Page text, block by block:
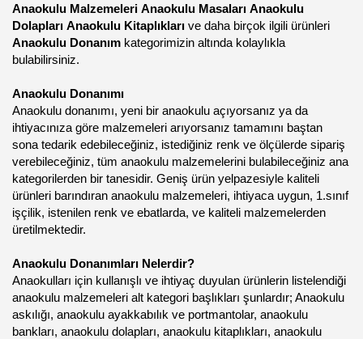
Anaokulu Malzemeleri Anaokulu Masaları Anaokulu
Dolapları Anaokulu Kitaplıkları ve daha birçok ilgili ürünleri
Anaokulu Donanım kategorimizin altında kolaylıkla
bulabilirsiniz.
Anaokulu Donanımı
Anaokulu donanımı, yeni bir anaokulu açıyorsanız ya da
ihtiyacınıza göre malzemeleri arıyorsanız tamamını baştan
sona tedarik edebileceğiniz, istediğiniz renk ve ölçülerde sipariş
verebileceğiniz, tüm anaokulu malzemelerini bulabileceğiniz ana
kategorilerden bir tanesidir. Geniş ürün yelpazesiyle kaliteli
ürünleri barındıran anaokulu malzemeleri, ihtiyaca uygun, 1.sınıf
işçilik, istenilen renk ve ebatlarda, ve kaliteli malzemelerden
üretilmektedir.
Anaokulu Donanımları Nelerdir?
Anaokulları için kullanışlı ve ihtiyaç duyulan ürünlerin listelendiği
anaokulu malzemeleri alt kategori başlıkları şunlardır; Anaokulu
askılığı, anaokulu ayakkabılık ve portmantolar, anaokulu
bankları, anaokulu dolapları, anaokulu kitaplıkları, anaokulu